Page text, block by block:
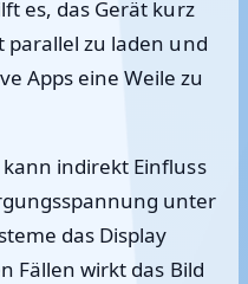
es, das Gerät kurz
parallel zu laden und
Apps eine Weile zu
indirekt Einfluss
unter
das Display
Fällen wirkt das Bild